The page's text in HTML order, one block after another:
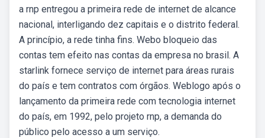
a rnp entregou a primeira rede de internet de alcance
nacional, interligando dez capitais e o distrito federal.
A princípio, a rede tinha fins. Webo bloqueio das
contas tem efeito nas contas da empresa no brasil. A
starlink fornece serviço de internet para áreas rurais
do país e tem contratos com órgãos. Weblogo após o
lançamento da primeira rede com tecnologia internet
do país, em 1992, pelo projeto rnp, a demanda do
público pelo acesso a um serviço.